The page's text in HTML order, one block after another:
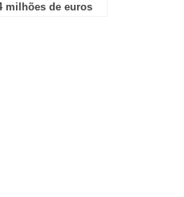
milhões de euros